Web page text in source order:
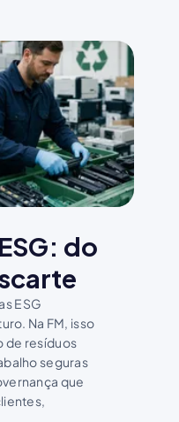
do
ESG
Na FM, isso
de resíduos
seguras
que